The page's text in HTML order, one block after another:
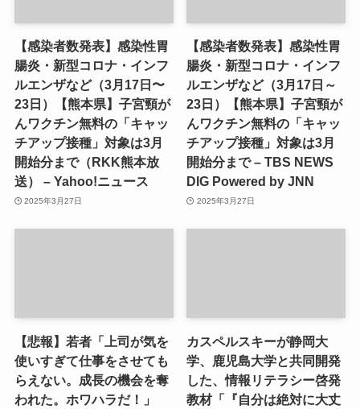
【感染者数発表】感染性胃
腸炎・新型コロナ・インフ
ルエンザなど（3月17日〜
23日）【熊本県】子宮頸が
んワクチン無料の「キャッ
チアップ接種」対象は3月
開始分まで（RKK熊本放
送） – Yahoo!ニュース
2025年3月27日
【感染者数発表】感染性胃
腸炎・新型コロナ・インフ
ルエンザなど（3月17日～
23日）【熊本県】子宮頸が
んワクチン無料の「キャッ
チアップ接種」対象は3月
開始分まで – TBS NEWS
DIG Powered by JNN
2025年3月27日
【悲報】若者「上司が気を
使いすぎて仕事をさせても
らえない。成長の機会を奪
われた。ホワハラだ！」
カスペルスキーが静岡大
学、鹿児島大学と共同開発
した、情報リテラシー啓発
教材「『自分は絶対に大丈